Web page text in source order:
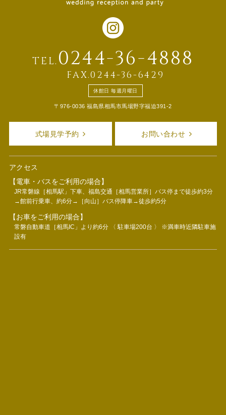
TEL. 0244-36-4888
FAX.0244-36-6429
休館日 毎週月曜日
〒976-0036 福島県相馬市馬場野字福迫391-2
式場見学予約 お問い合わせ
アクセス
【電車・バスをご利用の場合】
JR常磐線［相馬駅」下車、福島交通［相馬営業所］バス停まで徒歩約3分
→館前行乗車、約6分→［向山］バス停降車→徒歩約5分
【お車をご利用の場合】
常磐自動車道［相馬IC」より約6分 〈 駐車場200台 〉 ※満車時近隣駐車施
設有